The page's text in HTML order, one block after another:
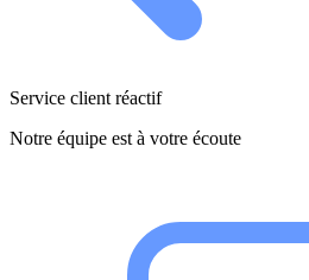
Service client réactif
Notre équipe est à votre écoute